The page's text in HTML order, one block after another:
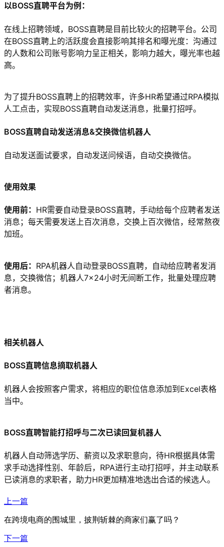
以BOSS直聘平台为例：
在线上招聘领域，BOSS直聘是目前比较火的招聘平台。公司
在BOSS直聘上的活跃度会直接影响其排名和曝光度：沟通过
的人数和公司账号影响力呈正相关，影响力越大，曝光率也越
高。
为了提升BOSS直聘上的招聘效率，许多HR希望通过RPA模拟
人工点击，实现BOSS直聘自动发送消息，批量打招呼。
BOSS直聘自动发送消息&交换微信机器人
自动发送面试要求，自动发送问候语，自动交换微信。
使用效果
使用前： HR需要自动登录BOSS直聘，手动给每个应聘者发送
消息；每天需要发送上百次消息，交换上百次微信，经常熬夜
加班。
使用后： RPA机器人自动登录BOSS直聘，自动给应聘者发消
息，交换微信；机器人7×24小时无间断工作，批量处理应聘
者消息。
相关机器人
BOSS直聘信息摘取机器人
机器人会按照客户需求，将相应的职位信息添加到Excel表格
当中。
BOSS直聘智能打招呼与二次已读回复机器人
机器人自动筛选学历、薪资以及求职意向，待HR根据具体需
求手动选择性别、年龄后，RPA进行主动打招呼，并主动联系
已读消息的求职者，助力HR更加精准地选出合适的候选人。
上一篇
在跨境电商的围城里，披荆斩棘的商家们赢了吗？
下一篇